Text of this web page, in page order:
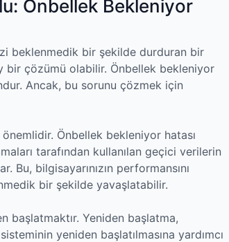
Önbellek Bekleniyor
beklenmedik bir şekilde durduran bir
bir çözümü olabilir. Önbellek bekleniyor
Ancak, bu sorunu çözmek için
önemlidir. Önbellek bekleniyor hatası
tarafından kullanılan geçici verilerin
bilgisayarınızın performansını
bir şekilde yavaşlatabilir.
başlatmaktır. Yeniden başlatma,
yeniden başlatılmasına yardımcı